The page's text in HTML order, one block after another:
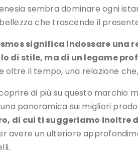
sembra dominare ogni
che trascende il
significa indossare una
di stile, ma di un legame
oltre il tempo, una relazione
di più su questo marchio
panoramica sui migliori
di cui ti suggeriamo inoltre
avere un ulteriore